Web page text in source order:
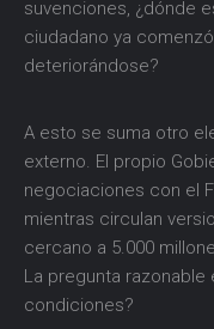
suvenciones, ¿dónde
ciudadano ya
deteriorándose?
A esto se suma otro
externo. El propio
negociaciones con el
mientras circulan
cercano a 5.000
La pregunta razonable
condiciones?